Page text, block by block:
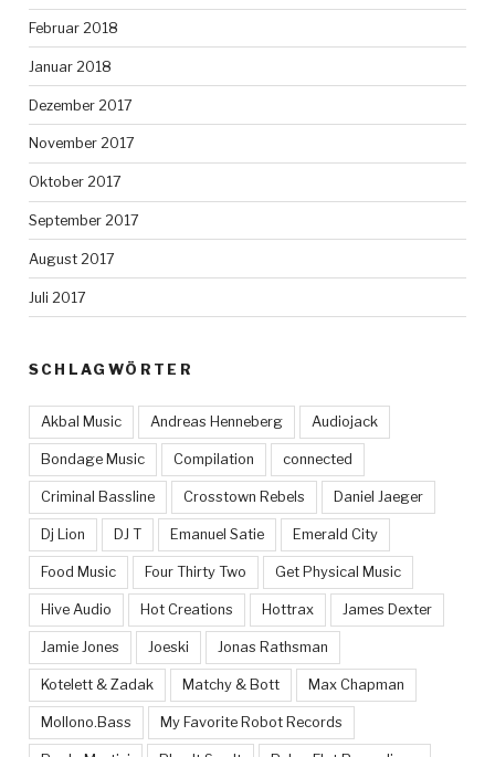
Februar 2018
Januar 2018
Dezember 2017
November 2017
Oktober 2017
September 2017
August 2017
Juli 2017
SCHLAGWÖRTER
Akbal Music Andreas Henneberg Audiojack
Bondage Music Compilation connected
Criminal Bassline Crosstown Rebels Daniel Jaeger
Dj Lion DJ T Emanuel Satie Emerald City
Food Music Four Thirty Two Get Physical Music
Hive Audio Hot Creations Hottrax James Dexter
Jamie Jones Joeski Jonas Rathsman
Kotelett & Zadak Matchy & Bott Max Chapman
Mollono.Bass My Favorite Robot Records